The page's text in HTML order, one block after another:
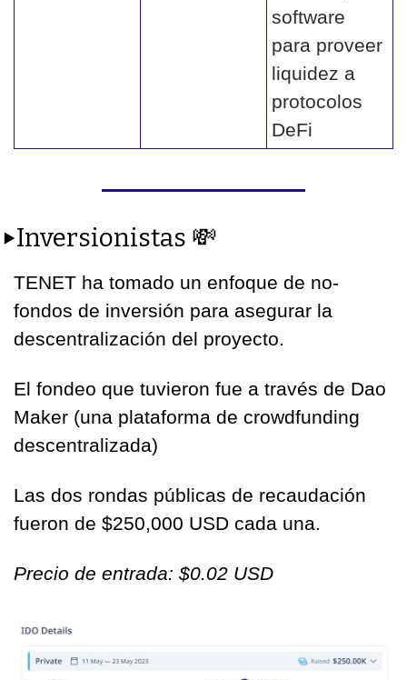
software
para proveer
liquidez a
protocolos
DeFi
▶️Inversionistas 💸
TENET ha tomado un enfoque de no-
fondos de inversión para asegurar la
descentralización del proyecto.
El fondeo que tuvieron fue a través de Dao
Maker (una plataforma de crowdfunding
descentralizada)
Las dos rondas públicas de recaudación
fueron de $250,000 USD cada una.
Precio de entrada: $0.02 USD